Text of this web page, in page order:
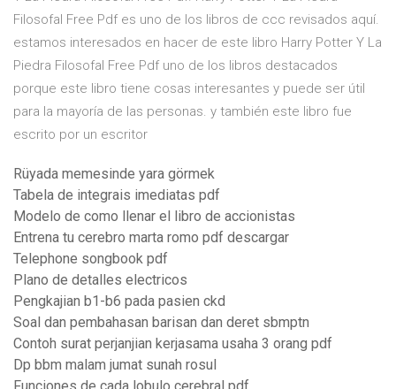
Filosofal Free Pdf es uno de los libros de ccc revisados aquí.
estamos interesados en hacer de este libro Harry Potter Y La
Piedra Filosofal Free Pdf uno de los libros destacados
porque este libro tiene cosas interesantes y puede ser útil
para la mayoría de las personas. y también este libro fue
escrito por un escritor
Rüyada memesinde yara görmek
Tabela de integrais imediatas pdf
Modelo de como llenar el libro de accionistas
Entrena tu cerebro marta romo pdf descargar
Telephone songbook pdf
Plano de detalles electricos
Pengkajian b1-b6 pada pasien ckd
Soal dan pembahasan barisan dan deret sbmptn
Contoh surat perjanjian kerjasama usaha 3 orang pdf
Dp bbm malam jumat sunah rosul